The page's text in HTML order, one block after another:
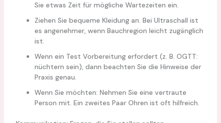
Sie etwas Zeit für mögliche Wartezeiten ein.
Ziehen Sie bequeme Kleidung an. Bei Ultraschall ist
es angenehmer, wenn Bauchregion leicht zugänglich
ist.
Wenn ein Test Vorbereitung erfordert (z. B. OGTT:
nüchtern sein), dann beachten Sie die Hinweise der
Praxis genau.
Wenn Sie möchten: Nehmen Sie eine vertraute
Person mit. Ein zweites Paar Ohren ist oft hilfreich.